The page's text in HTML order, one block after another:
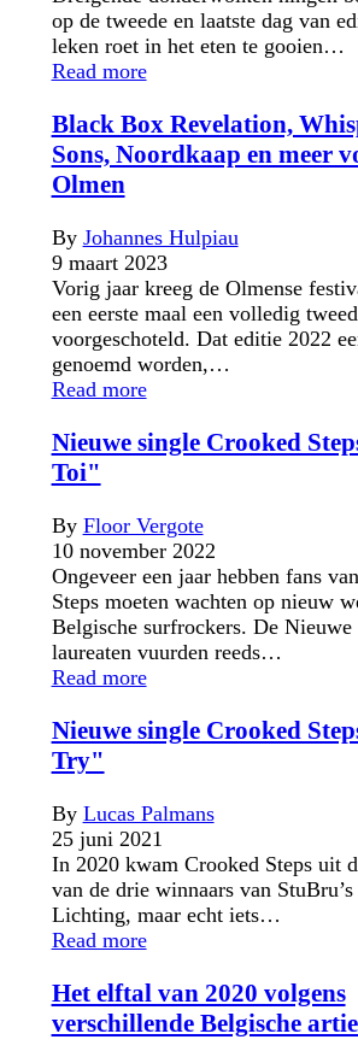
op de tweede en laatste dag van
leken roet in het eten te gooien…
Read more
Black Box Revelation,
Sons, Noordkaap en meer
Olmen
By Johannes Hulpiau
9 maart 2023
Vorig jaar kreeg de Olmense
een eerste maal een volledig
voorgeschoteld. Dat editie 2022
genoemd worden,…
Read more
Nieuwe single Crooked
Toi"
By Floor Vergote
10 november 2022
Ongeveer een jaar hebben fans
Steps moeten wachten op nieuw
Belgische surfrockers. De
laureaten vuurden reeds…
Read more
Nieuwe single Crooked
Try"
By Lucas Palmans
25 juni 2021
In 2020 kwam Crooked Steps uit
van de drie winnaars van
Lichting, maar echt iets…
Read more
Het elftal van 2020 volgens
verschillende Belgische